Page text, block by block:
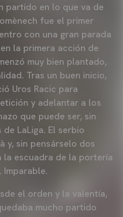
partido en lo que va de
fue el primer
con una gran parada
la primera acción de
muy bien plantado,
Tras un buen inicio,
Uros Racic para
y adelantar a los
que puede ser, sin
LaLiga. El serbio
y, sin pensárselo dos
la escuadra de la portería
Imparable.
el orden y la valentía,
mucho partido